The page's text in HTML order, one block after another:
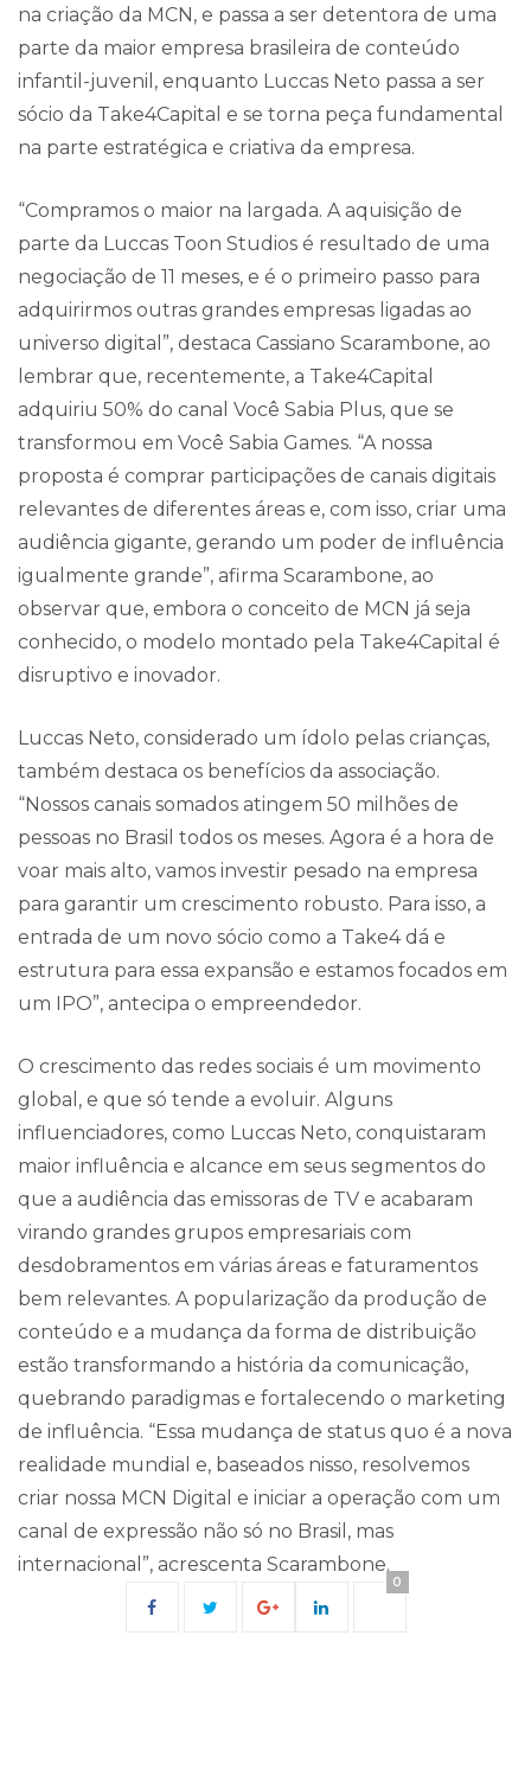
na criação da MCN, e passa a ser detentora de uma
parte da maior empresa brasileira de conteúdo
infantil-juvenil, enquanto Luccas Neto passa a ser
sócio da Take4Capital e se torna peça fundamental
na parte estratégica e criativa da empresa.
“Compramos o maior na largada. A aquisição de
parte da Luccas Toon Studios é resultado de uma
negociação de 11 meses, e é o primeiro passo para
adquirirmos outras grandes empresas ligadas ao
universo digital”, destaca Cassiano Scarambone, ao
lembrar que, recentemente, a Take4Capital
adquiriu 50% do canal Você Sabia Plus, que se
transformou em Você Sabia Games. “A nossa
proposta é comprar participações de canais digitais
relevantes de diferentes áreas e, com isso, criar uma
audiência gigante, gerando um poder de influência
igualmente grande”, afirma Scarambone, ao
observar que, embora o conceito de MCN já seja
conhecido, o modelo montado pela Take4Capital é
disruptivo e inovador.
Luccas Neto, considerado um ídolo pelas crianças,
também destaca os benefícios da associação.
“Nossos canais somados atingem 50 milhões de
pessoas no Brasil todos os meses. Agora é a hora de
voar mais alto, vamos investir pesado na empresa
para garantir um crescimento robusto. Para isso, a
entrada de um novo sócio como a Take4 dá e
estrutura para essa expansão e estamos focados em
um IPO”, antecipa o empreendedor.
O crescimento das redes sociais é um movimento
global, e que só tende a evoluir. Alguns
influenciadores, como Luccas Neto, conquistaram
maior influência e alcance em seus segmentos do
que a audiência das emissoras de TV e acabaram
virando grandes grupos empresariais com
desdobramentos em várias áreas e faturamentos
bem relevantes. A popularização da produção de
conteúdo e a mudança da forma de distribuição
estão transformando a história da comunicação,
quebrando paradigmas e fortalecendo o marketing
de influência. “Essa mudança de status quo é a nova
realidade mundial e, baseados nisso, resolvemos
criar nossa MCN Digital e iniciar a operação com um
canal de expressão não só no Brasil, mas
internacional”, acrescenta Scarambone.
0